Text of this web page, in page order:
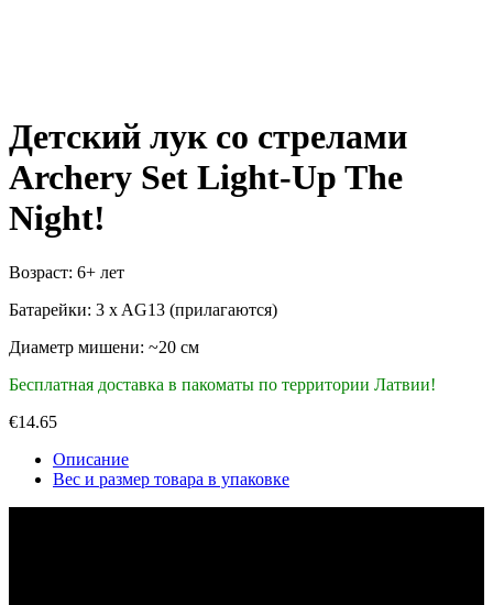
Детский лук со стрелами
Archery Set Light-Up The
Night!
Возраст: 6+ лет
Батарейки: 3 x AG13 (прилагаются)
Диаметр мишени: ~20 cм
Бесплатная доставка в пакоматы по территории Латвии!
€14.65
Описание
Вес и размер товара в упаковке